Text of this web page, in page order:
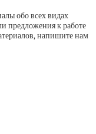
обо всех видах
предложения к работе
напишите нам